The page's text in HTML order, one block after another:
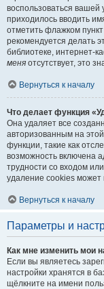
воспользоваться вашей
приходилось вводить
отметить флажком пункт
рекомендуется делать
библиотеке, интернет-
меня отсутствует, это
Вернуться к началу
Что делает функция
Она удаляет все
авторизованным на
функции, такие как
возможность включена
трудности со входом
удаление cookies может
Вернуться к началу
Параметры и
Как мне изменить мои
Если вы являетесь
настройки хранятся в
щёлкните на имени